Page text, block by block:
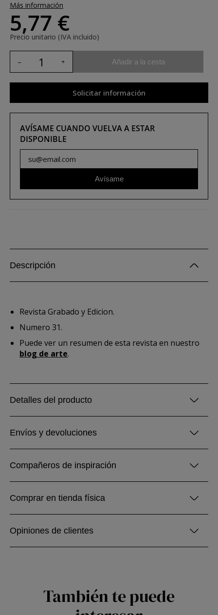
Más información
5,77 €
Precio unitario (IVA incluido)
Añadir a la cesta
Solicitar información
AVÍSAME CUANDO VUELVA A ESTAR
DISPONIBLE
Avísame
Descripción
Revista Grabado y Edicion.
Numero 31.
Puede ver un resumen de esta revista en nuestro
blog de arte.
Detalles del producto
Envíos y devoluciones
Compañeros de inspiración
Comprar en tienda física
Opiniones de clientes
También te puede